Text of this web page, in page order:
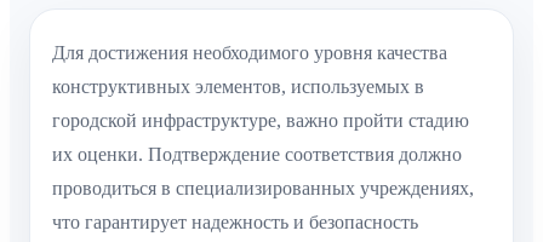
Для достижения необходимого уровня качества
конструктивных элементов, используемых в
городской инфраструктуре, важно пройти стадию
их оценки. Подтверждение соответствия должно
проводиться в специализированных учреждениях,
что гарантирует надежность и безопасность